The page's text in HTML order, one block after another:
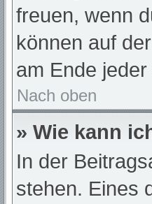
freuen, wenn
können auf
am Ende jeder
Nach oben
» Wie kann
In der
stehen. Eines